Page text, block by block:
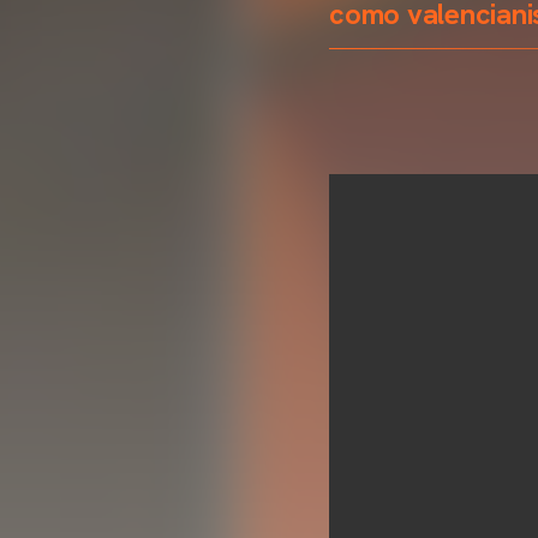
como